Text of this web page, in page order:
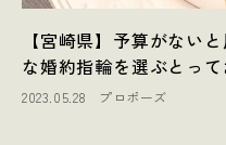
【宮崎県】予算がない
な婚約指輪を選ぶとっ
2023.05.28 プロポーズ